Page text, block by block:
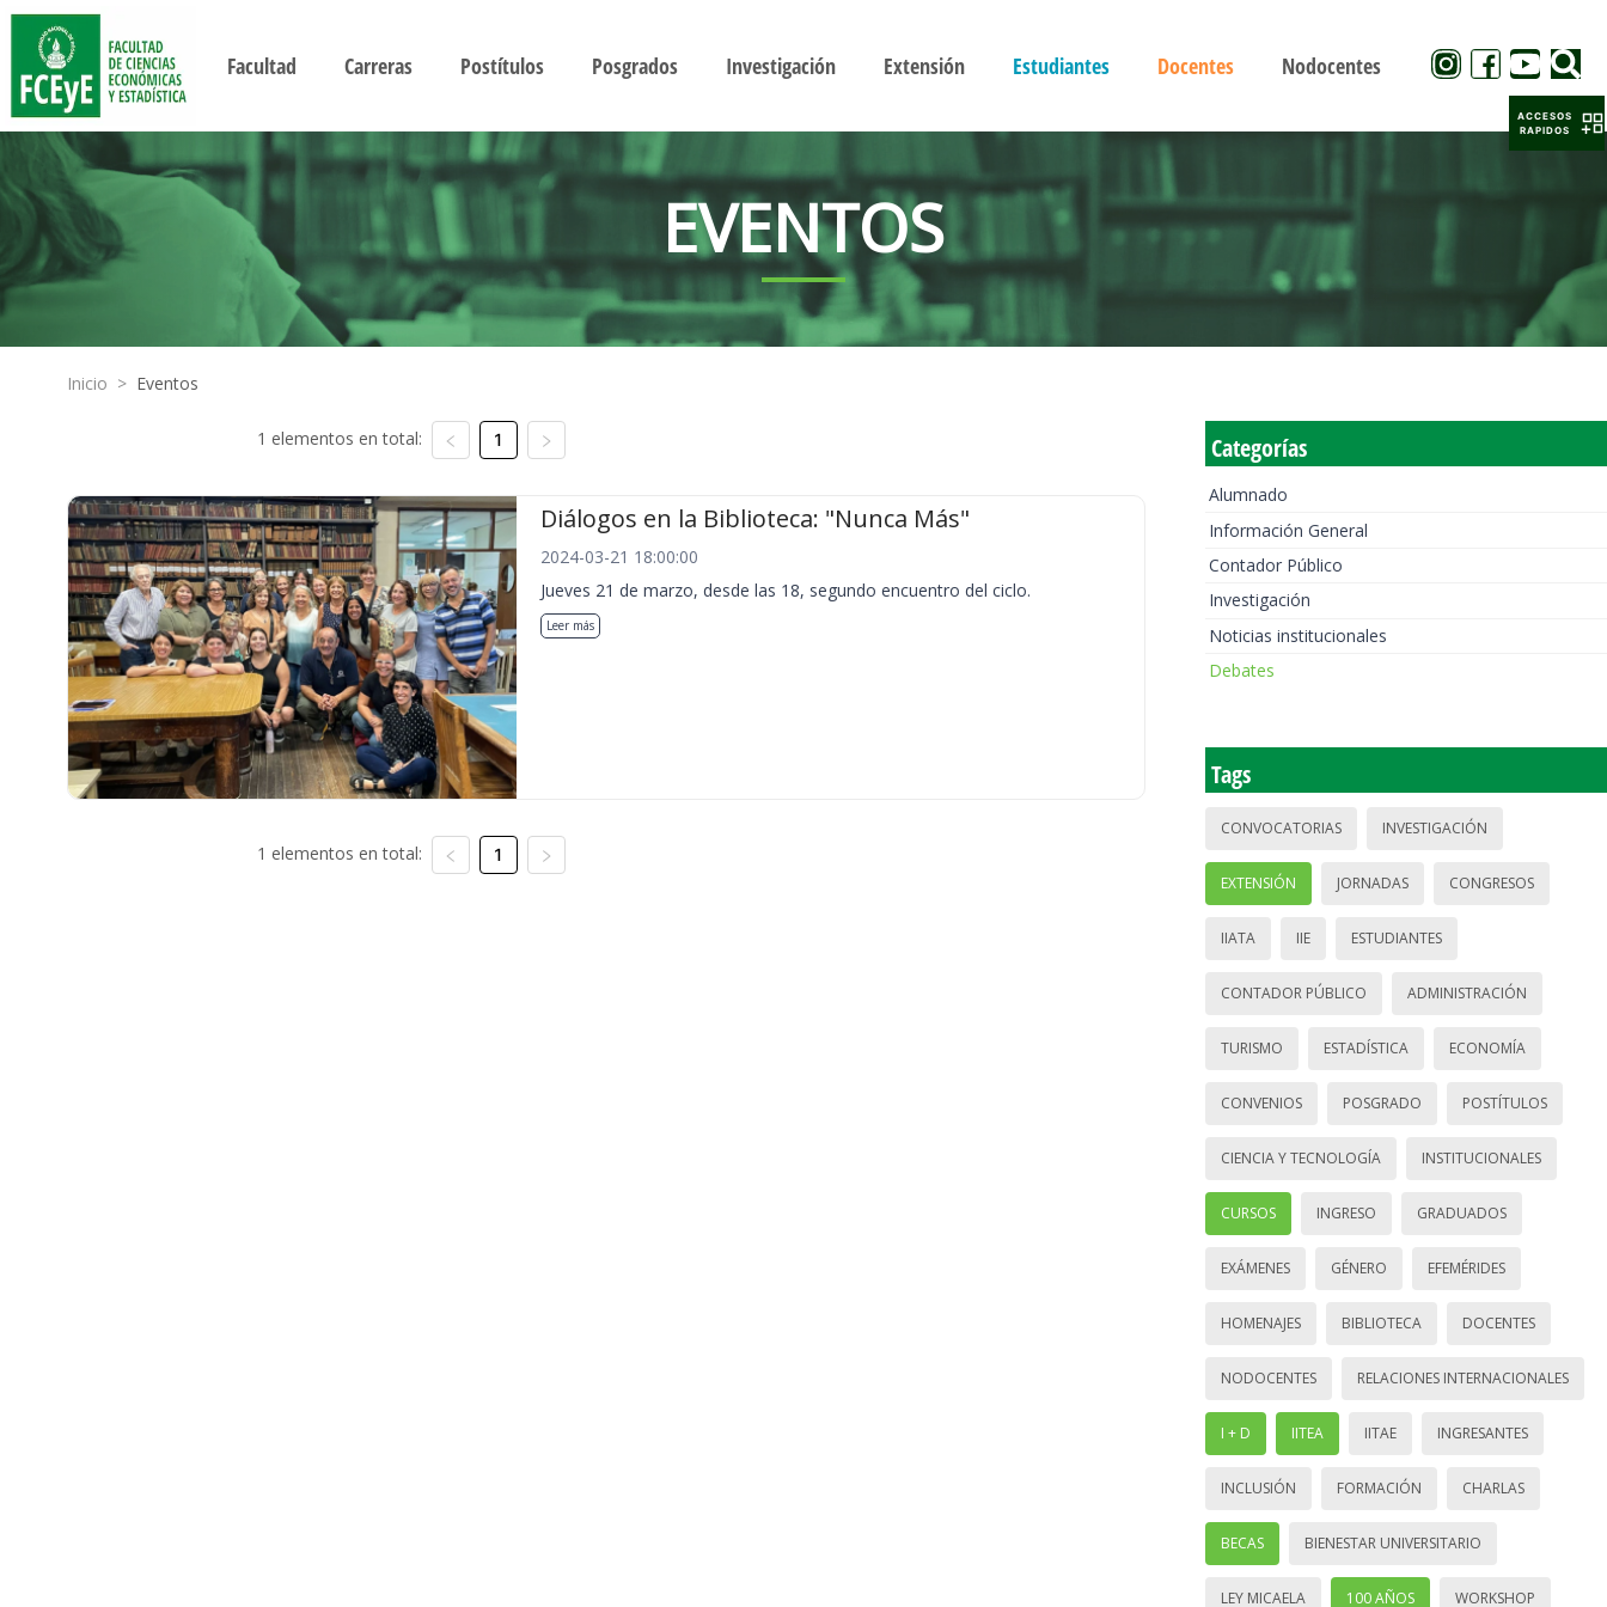
Facultad Carreras Postítulos Posgrados Investigación Extensión Estudiantes Docentes Nodocentes
EVENTOS
Inicio > Eventos
1 elementos en total: 1
Diálogos en la Biblioteca: "Nunca Más"
2024-03-21 18:00:00
Jueves 21 de marzo, desde las 18, segundo encuentro del ciclo.
Leer más
1 elementos en total: 1
Categorías
Alumnado
Información General
Contador Público
Investigación
Noticias institucionales
Debates
Tags
CONVOCATORIAS INVESTIGACIÓN
EXTENSIÓN JORNADAS CONGRESOS
IIATA IIE ESTUDIANTES
CONTADOR PÚBLICO ADMINISTRACIÓN
TURISMO ESTADÍSTICA ECONOMÍA
CONVENIOS POSGRADO POSTÍTULOS
CIENCIA Y TECNOLOGÍA INSTITUCIONALES
CURSOS INGRESO GRADUADOS
EXÁMENES GÉNERO EFEMÉRIDES
HOMENAJES BIBLIOTECA DOCENTES
NODOCENTES RELACIONES INTERNACIONALES
I + D IITEA IITAE INGRESANTES
INCLUSIÓN FORMACIÓN CHARLAS
BECAS BIENESTAR UNIVERSITARIO
LEY MICAELA 100 AÑOS WORKSHOP
ACCESOS
RAPIDOS